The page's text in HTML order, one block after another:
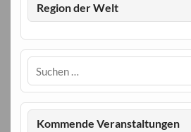
Region der Welt
Kommende Veranstaltungen